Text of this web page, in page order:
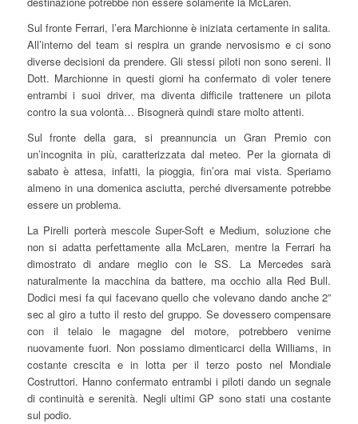
Sul fronte Ferrari, l’era Marchionne è iniziata certamente in salita.
All’interno del team si respira un grande nervosismo e ci sono
diverse decisioni da prendere. Gli stessi piloti non sono sereni. Il
Dott. Marchionne in questi giorni ha confermato di voler tenere
entrambi i suoi driver, ma diventa difficile trattenere un pilota
contro la sua volontà… Bisognerà quindi stare molto attenti.
Sul fronte della gara, si preannuncia un Gran Premio con
un’incognita in più, caratterizzata dal meteo. Per la giornata di
sabato è attesa, infatti, la pioggia, fin’ora mai vista. Speriamo
almeno in una domenica asciutta, perché diversamente potrebbe
essere un problema.
La Pirelli porterà mescole Super-Soft e Medium, soluzione che
non si adatta perfettamente alla McLaren, mentre la Ferrari ha
dimostrato di andare meglio con le SS. La Mercedes sarà
naturalmente la macchina da battere, ma occhio alla Red Bull.
Dodici mesi fa qui facevano quello che volevano dando anche 2”
sec al giro a tutto il resto del gruppo. Se dovessero compensare
con il telaio le magagne del motore, potrebbero venirne
nuovamente fuori. Non possiamo dimenticarci della Williams, in
costante crescita e in lotta per il terzo posto nel Mondiale
Costruttori. Hanno confermato entrambi i piloti dando un segnale
di continuità e serenità. Negli ultimi GP sono stati una costante
sul podio.